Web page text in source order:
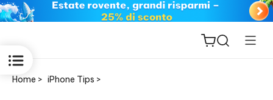
Home > iPhone Tips >